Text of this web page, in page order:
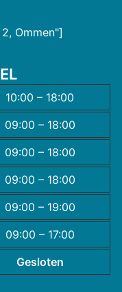
Ommen"]
10:00 – 18:00
09:00 – 18:00
09:00 – 18:00
09:00 – 18:00
09:00 – 19:00
09:00 – 17:00
Gesloten